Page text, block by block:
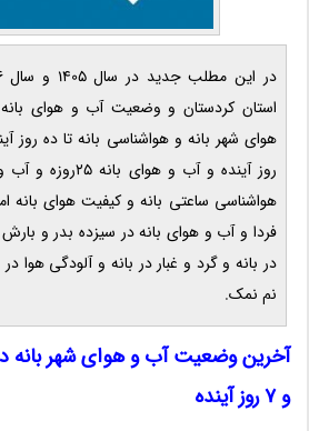
استان کردستان و وضعیت آب و هوای
روز آینده و آب و
هواشناسی ساعتی بانه و کیفیت هوای بانه
فردا و آب و هوای بانه در سیزده بدر و
در بانه و گرد و غبار در بانه و آلودگی هوا
نم نمک.
آخرین وضعیت آب و هوای شهر بانه
و 7 روز آینده